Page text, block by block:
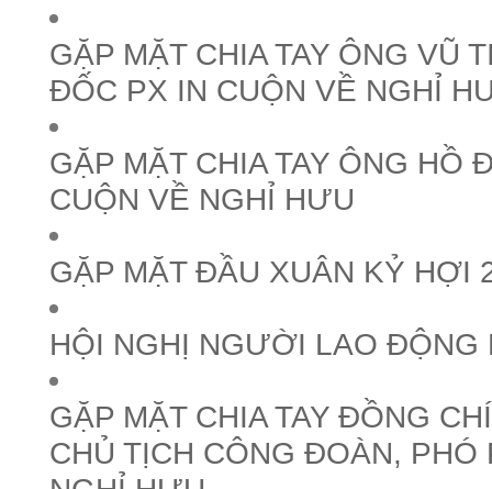
GẶP MẶT CHIA TAY ÔNG VŨ
ĐỐC PX IN CUỘN VỀ NGHỈ
GẶP MẶT CHIA TAY ÔNG HỒ
CUỘN VỀ NGHỈ HƯU
GẶP MẶT ĐẦU XUÂN KỶ HỢI
HỘI NGHỊ NGƯỜI LAO ĐỘNG
GẶP MẶT CHIA TAY ĐỒNG
CHỦ TỊCH CÔNG ĐOÀN, PHÓ